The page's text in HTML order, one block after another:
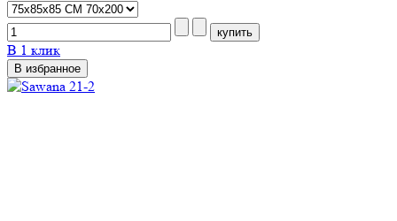
В 1 клик
В избранное